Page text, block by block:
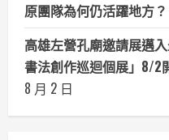
原團隊為何仍活躍地方？
高雄左營孔廟邀請展邁
書法創作巡迴個展」8/2
8 月 2 日